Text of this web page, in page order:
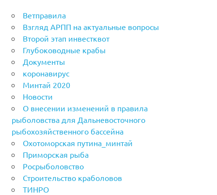
Ветправила
Взгляд АРПП на актуальные вопросы
Второй этап инвестквот
Глубоководные крабы
Документы
коронавирус
Минтай 2020
Новости
О внесении изменений в правила
рыболовства для Дальневосточного
рыбохозяйственного бассейна
Охотоморская путина_минтай
Приморская рыба
Росрыболовство
Строительство краболовов
ТИНРО